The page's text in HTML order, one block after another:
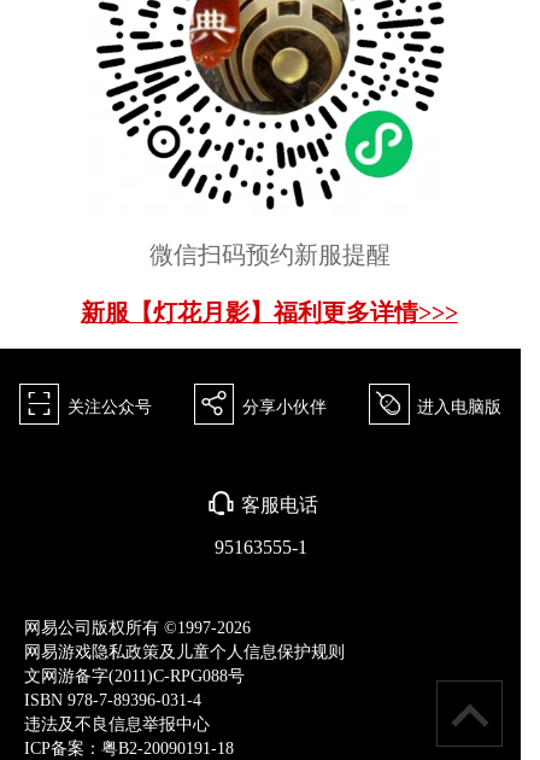
微信扫码预约新服提醒
新服【灯花月影】福利更多详情>>>
򰀁 关注公众号 򰀂 分享小伙伴 򰀄 进入电脑版
򰀃 客服电话
95163555-1
网易公司版权所有 ©1997-2026
网易游戏隐私政策及儿童个人信息保护规则
文网游备字(2011)C-RPG088号
ISBN 978-7-89396-031-4
违法及不良信息举报中心
ICP备案：粤B2-20090191-18